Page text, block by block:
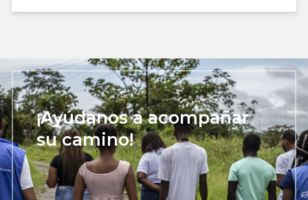
¡Ayúdanos a acompañar
su camino!